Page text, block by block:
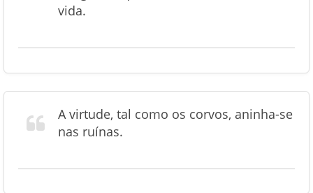
vida.
A virtude, tal como os corvos, aninha-se
nas ruínas.